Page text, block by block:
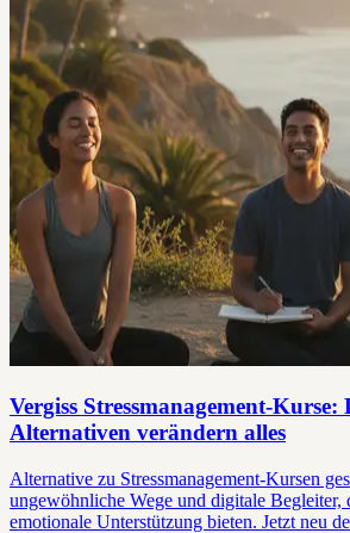
Vergiss Stressmanagement-Kurse:
Alternativen verändern alles
Alternative zu Stressmanagement-Kursen
ungewöhnliche Wege und digitale Begleiter,
emotionale Unterstützung bieten. Jetzt neu